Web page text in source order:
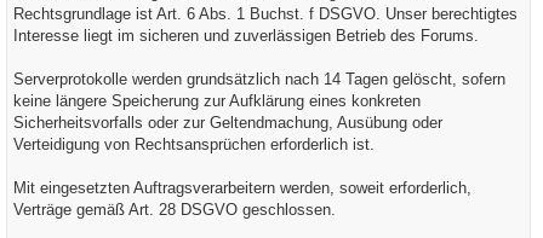
Rechtsgrundlage ist Art. 6 Abs. 1 Buchst. f DSGVO. Unser berechtigtes
Interesse liegt im sicheren und zuverlässigen Betrieb des Forums.
Serverprotokolle werden grundsätzlich nach 14 Tagen gelöscht, sofern
keine längere Speicherung zur Aufklärung eines konkreten
Sicherheitsvorfalls oder zur Geltendmachung, Ausübung oder
Verteidigung von Rechtsansprüchen erforderlich ist.
Mit eingesetzten Auftragsverarbeitern werden, soweit erforderlich,
Verträge gemäß Art. 28 DSGVO geschlossen.